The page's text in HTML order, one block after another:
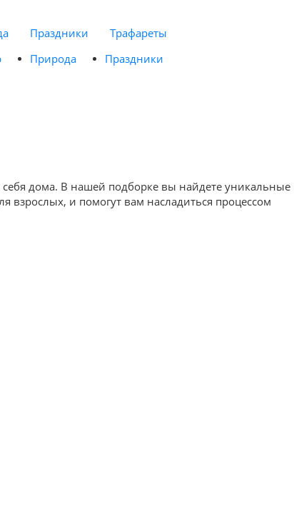
Праздники
Трафареты
Природа
Праздники
дома. В нашей подборке вы найдете уникальные
взрослых, и помогут вам насладиться процессом